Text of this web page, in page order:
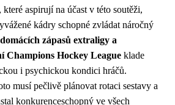
aspirují na účast v této soutěži,
kádry schopné zvládat náročný
zápasů extraligy a
Champions Hockey League klade
i psychickou kondici hráčů.
musí pečlivě plánovat rotaci sestavy a
konkurenceschopný ve všech